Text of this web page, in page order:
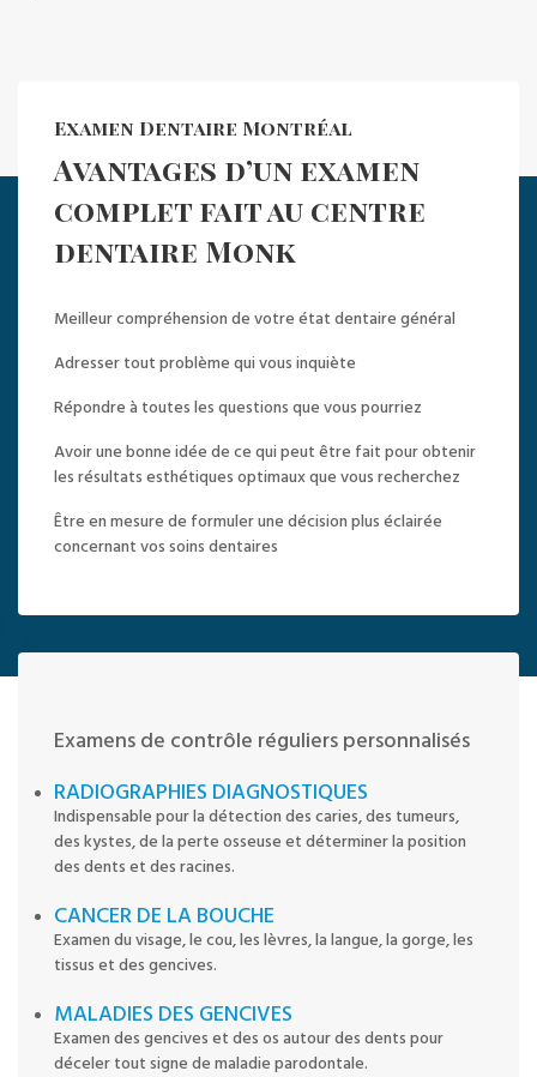
Examen Dentaire Montréal
Avantages d’un examen
complet fait au centre
dentaire Monk
Meilleur compréhension de votre état dentaire général
Adresser tout problème qui vous inquiète
Répondre à toutes les questions que vous pourriez
Avoir une bonne idée de ce qui peut être fait pour obtenir
les résultats esthétiques optimaux que vous recherchez
Être en mesure de formuler une décision plus éclairée
concernant vos soins dentaires
Examens de contrôle réguliers personnalisés
RADIOGRAPHIES DIAGNOSTIQUES
Indispensable pour la détection des caries, des tumeurs,
des kystes, de la perte osseuse et déterminer la position
des dents et des racines.
CANCER DE LA BOUCHE
Examen du visage, le cou, les lèvres, la langue, la gorge, les
tissus et des gencives.
MALADIES DES GENCIVES
Examen des gencives et des os autour des dents pour
déceler tout signe de maladie parodontale.